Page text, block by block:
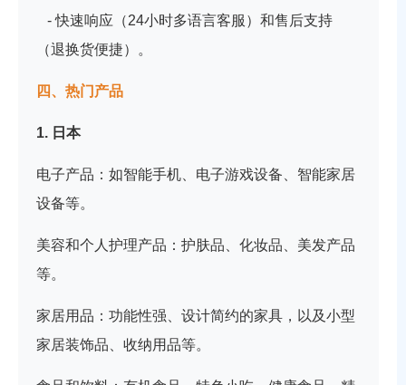
- 快速响应（24小时多语言客服）和售后支持
（退换货便捷）。
四、热门产品
1. 日本
电子产品：如智能手机、电子游戏设备、智能家居
设备等。
美容和个人护理产品：护肤品、化妆品、美发产品
等。
家居用品：功能性强、设计简约的家具，以及小型
家居装饰品、收纳用品等。